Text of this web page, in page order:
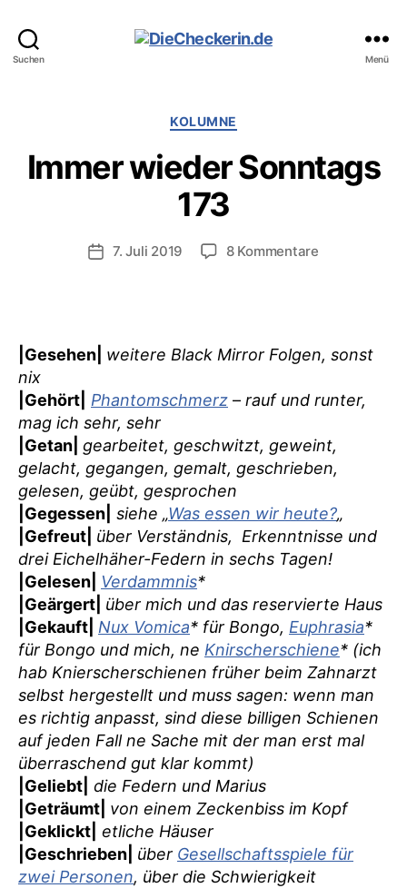
Suchen Menü
Kategorien
KOLUMNE
Immer wieder Sonntags
173
Veröffentlichungsdatum
7. Juli 2019 8 Kommentarezu
|Gesehen| weitere Black Mirror Folgen, sonst
nix
|Gehört|
Phantomschmerz – rauf und runter,
mag ich sehr, sehr
|Getan| gearbeitet, geschwitzt, geweint,
gelacht, gegangen, gemalt, geschrieben,
gelesen, geübt, gesprochen
|Gegessen| siehe „Was essen wir heute?„
|Gefreut| über Verständnis, Erkenntnisse und
drei Eichelhäher-Federn in sechs Tagen!
|Gelesen| Verdammnis*
|Geärgert| über mich und das reservierte Haus
|Gekauft| Nux Vomica* für Bongo, Euphrasia*
für Bongo und mich, ne Knirscherschiene* (ich
hab Knierscherschienen früher beim Zahnarzt
selbst hergestellt und muss sagen: wenn man
es richtig anpasst, sind diese billigen Schienen
auf jeden Fall ne Sache mit der man erst mal
überraschend gut klar kommt)
|Geliebt| die Federn und Marius
|Geträumt| von einem Zeckenbiss im Kopf
|Geklickt| etliche Häuser
|Geschrieben| über Gesellschaftsspiele für
zwei Personen, über die Schwierigkeit